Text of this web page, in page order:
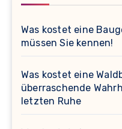
Was kostet eine
müssen Sie kennen!
Was kostet eine
überraschende
letzten Ruhe